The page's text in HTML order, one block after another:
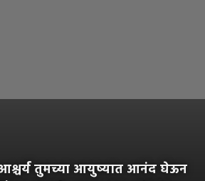
तुमच्या आयुष्यात आनंद घेऊन